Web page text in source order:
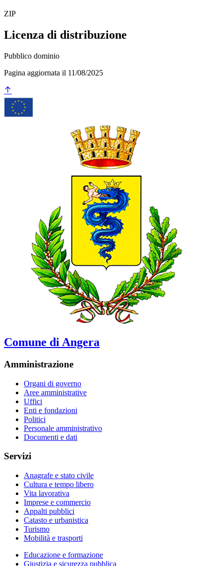
ZIP
Licenza di distribuzione
Pubblico dominio
Pagina aggiornata il 11/08/2025
Comune di Angera
Amministrazione
Organi di governo
Aree amministrative
Uffici
Enti e fondazioni
Politici
Personale amministrativo
Documenti e dati
Servizi
Anagrafe e stato civile
Cultura e tempo libero
Vita lavorativa
Imprese e commercio
Appalti pubblici
Catasto e urbanistica
Turismo
Mobilità e trasporti
Educazione e formazione
Giustizia e sicurezza pubblica